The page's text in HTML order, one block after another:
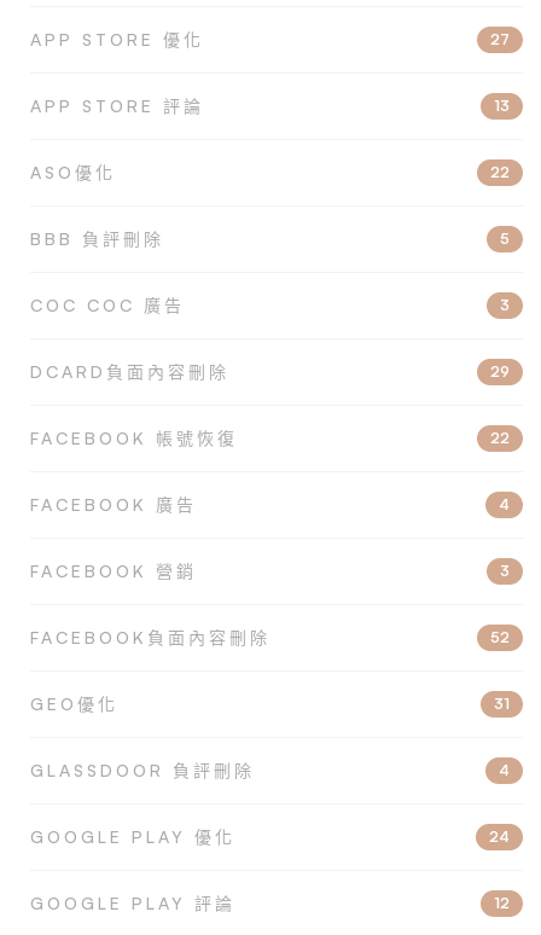
APP STORE 優化 27
APP STORE 評論 13
ASO優化 22
BBB 負評刪除 5
COC COC 廣告 3
DCARD負面內容刪除 29
FACEBOOK 帳號恢復 22
FACEBOOK 廣告 4
FACEBOOK 營銷 3
FACEBOOK負面內容刪除 52
GEO優化 31
GLASSDOOR 負評刪除 4
GOOGLE PLAY 優化 24
GOOGLE PLAY 評論 12